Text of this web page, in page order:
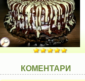
КОМЕНТАРИ